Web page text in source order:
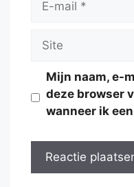
Site
Mijn naam, e-
deze browser
wanneer ik